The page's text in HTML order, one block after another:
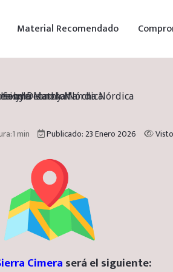
Material Recomendado
y la Marcha Nórdica
y Marcha Nórdica
by Decathlon
min Publicado: 23 Enero 2026
Cimeraserá el siguiente: